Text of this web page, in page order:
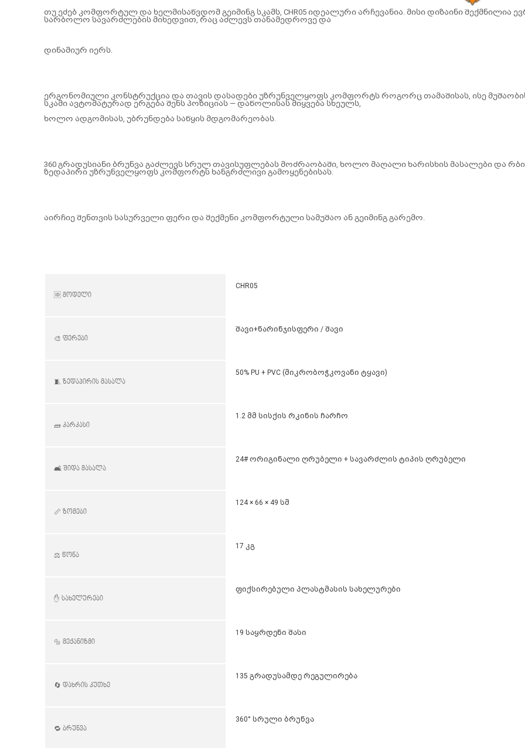
თუ ეძებ კომფორტულ და ხელმისაწვდომ გეიმინგ სკამს, CHR05 იდეალური არჩევანია. მისი დიზაინი შექმნილია
სარბოლო სავარძლების მიხედვით, რაც აძლევს თანამედროვე და
დინამიურ იერს.
ერგონომიული კონსტრუქცია და თავის დასადები უზრუნველყოფს კომფორტს როგორც თამაშისას, ისე
სკამი ავტომატურად ერგება შენს პოზიციას — დაწოლისას მიყვება სხეულს,
ხოლო ადგომისას, უბრუნდება საწყის მდგომარეობას.
360 გრადუსიანი ბრუნვა გაძლევს სრულ თავისუფლებას მოძრაობაში, ხოლო მაღალი ხარისხის მასალები და
ზედაპირი უზრუნველყოფს კომფორტს ხანგრძლივი გამოყენებისას.
აირჩიე შენთვის სასურველი ფერი და შექმენი კომფორტული სამუშაო ან გეიმინგ გარემო.
🆔 მოდელი
CHR05
🎨 ფერები
შავი+ნარინჯისფერი / შავი
🧵 ზედაპირის მასალა
50% PU + PVC (მიკრობოჭკოვანი ტყავი)
🧱 კარკასი
1.2 მმ სისქის რკინის ჩარჩო
🛋️ შიდა მასალა
24# ორიგინალი ღრუბელი + სავარძლის ტიპის ღრუბელი
📏 ზომები
124 × 66 × 49 სმ
⚖️ წონა
17 კგ
✋ სახელურები
ფიქსირებული პლასტმასის სახელურები
🔩 მექანიზმი
19 საყრდენი შასი
🔄 დახრის კუთხე
135 გრადუსამდე რეგულირება
🔁 ბრუნვა
360° სრული ბრუნვა